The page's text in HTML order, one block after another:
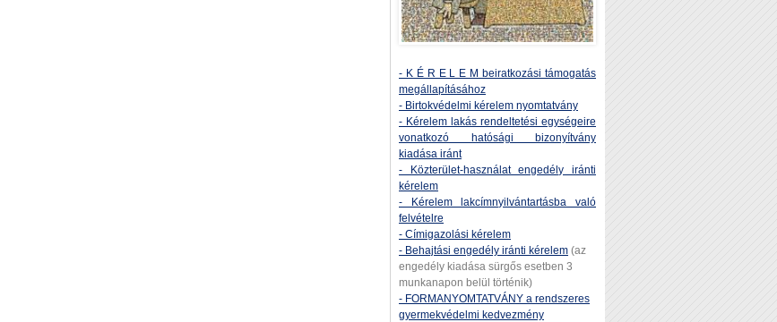
- K É R E L E M beiratkozási támogatás
megállapításához
- Birtokvédelmi kérelem nyomtatvány
- Kérelem lakás rendeltetési egységeire
vonatkozó hatósági bizonyítvány
kiadása iránt
- Közterület-használat engedély iránti
kérelem
- Kérelem lakcímnyilvántartásba való
felvételre
- Címigazolási kérelem
- Behajtási engedély iránti kérelem (az
engedély kiadása sürgős esetben 3
munkanapon belül történik)
- FORMANYOMTATVÁNY a rendszeres
gyermekvédelmi kedvezmény